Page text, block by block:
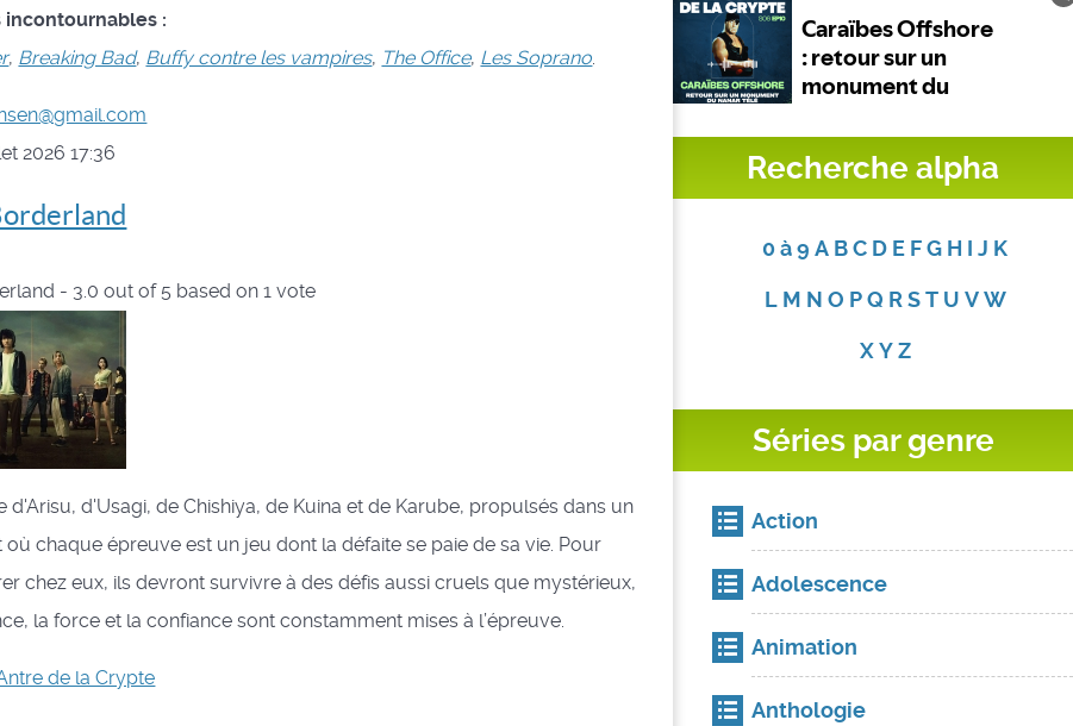
incontournables :
, Breaking Bad, Buffy contre les vampires, The Office, Les Soprano.
2026 17:36
- 3.0 out of 5 based on1 vote
d'Arisu, d'Usagi, de Chishiya, de Kuina et de Karube, propulsés dans un
où chaque épreuve est un jeu dont la défaite se paie de sa vie. Pour
chez eux, ils devront survivre à des défis aussi cruels que mystérieux,
la force et la confiance sont constamment mises à l’épreuve.
de la Crypte
Recherche alpha
0 à 9 A BC D E FG H I J K
L M N O P Q R S T U V W
X Y Z
Séries par genre
Action
Adolescence
Animation
Anthologie